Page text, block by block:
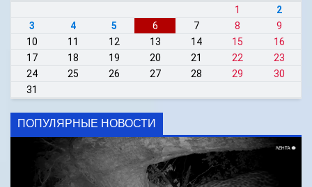
1
2
3
4 5 6 7 8
9
10
11 12 13 14 15
16
17
18 19 20 21 22
23
24
25 26 27 28 29
30
31
ПОПУЛЯРНЫЕ НОВОСТИ